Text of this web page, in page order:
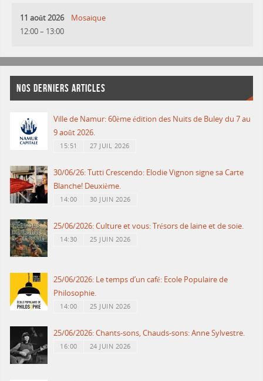
11 août 2026
12:00– 13:00
Mosaique
NOS DERNIERS ARTICLES
Ville de Namur: 60ème édition des Nuits de Buley du 7 au
9 août 2026.
15:51 27 JUIL 2026
30/06/26: Tutti Crescendo: Elodie Vignon signe sa Carte
Blanche! Deuxième.
14:00 30 JUIN 2026
25/06/2026: Culture et vous: Trésors de laine et de soie.
14:30 25 JUIN 2026
25/06/2026: Le temps d’un café: Ecole Populaire de
Philosophie.
14:00 25 JUIN 2026
25/06/2026: Chants-sons, Chauds-sons: Anne Sylvestre.
16:00 24 JUIN 2026